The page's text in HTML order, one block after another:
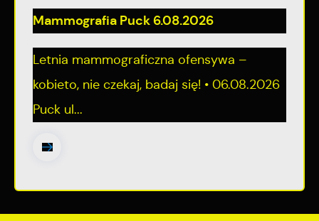
Mammografia Puck 6.08.2026
Letnia mammograficzna ofensywa –
kobieto, nie czekaj, badaj się! • 06.08.2026
Puck ul...